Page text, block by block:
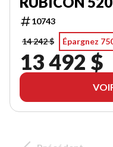
10743
14 242 $
Épargnez
13 492 $